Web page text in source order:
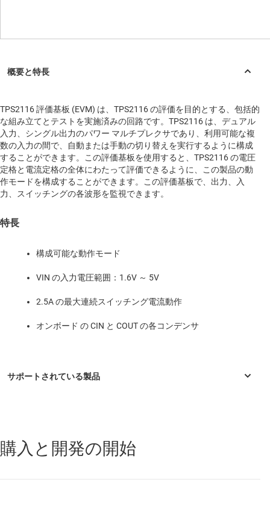
TPS2116 評価基板 (EVM) は、TPS2116 の評価を目的とする、包括的
な組み立てとテストを実施済みの回路です。TPS2116 は、デュアル
入力、シングル出力のパワー マルチプレクサであり、利用可能な複
数の入力の間で、自動または手動の切り替えを実行するように構成
することができます。この評価基板を使用すると、TPS2116 の電圧
定格と電流定格の全体にわたって評価できるように、この製品の動
作モードを構成することができます。この評価基板で、出力、入
力、スイッチングの各波形を監視できます。
特長
構成可能な動作モード
VIN の入力電圧範囲：1.6V ～ 5V
2.5A の最大連続スイッチング電流動作
オンボード の CIN と COUT の各コンデンサ
TPS2116 — 1.6V ～ 5.5V、40mΩ、2.5A、低静止電流 (IQ)、優先順
位付きパワー マルチプレクサ
購入と開発の開始